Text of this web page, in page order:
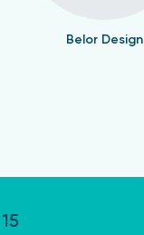
Belor Design
15